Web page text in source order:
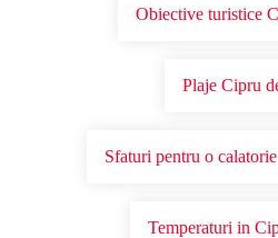
Obiective turistice
Plaje Cipru
Sfaturi pentru o
Temperaturi in